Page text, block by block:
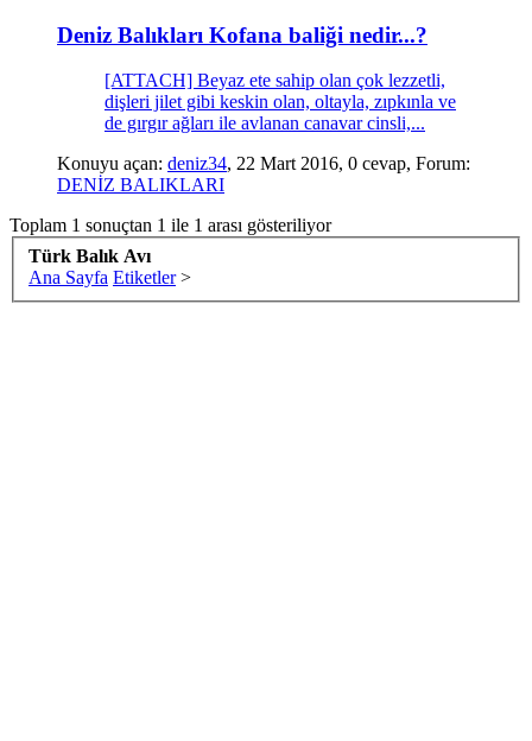
Deniz Balıkları Kofana baliği nedir...?
[ATTACH] Beyaz ete sahip olan çok lezzetli,
dişleri jilet gibi keskin olan, oltayla, zıpkınla ve
de gırgır ağları ile avlanan canavar cinsli,...
Konuyu açan: deniz34, 22 Mart 2016, 0 cevap, Forum:
DENİZ BALIKLARI
Toplam 1 sonuçtan 1 ile 1 arası gösteriliyor
Türk Balık Avı
Ana Sayfa Etiketler >